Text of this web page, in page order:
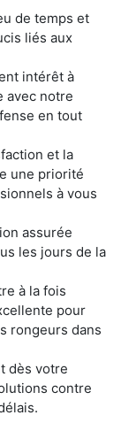
de temps et
liés aux
intérêt à
avec notre
en tout
et la
une priorité
à vous
assurée
les jours de la
à la fois
pour
rongeurs dans
dès votre
contre